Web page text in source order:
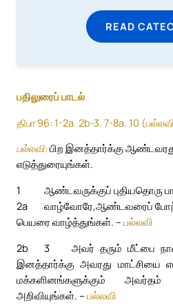
READ
பதிலுரைப் பாடல்
திபா 96: 1-2a. 2b-3. 7-8a. 10
பல்லவி: பிற இனத்தார்க்கு
எடுத்துரையுங்கள்.
1
ஆண்டவருக்குப் புதியதொரு
வாழ்வோரே,
2a
ஆண்டவரைப்
பெயரை வாழ்த்துங்கள். – பல்லவி
2b
அவர் தரும் மீட்பை
3
இனத்தார்க்கு அவரது மாட்சியை
மக்களினங்களுக்கும்
அறிவியுங்கள். – பல்லவி